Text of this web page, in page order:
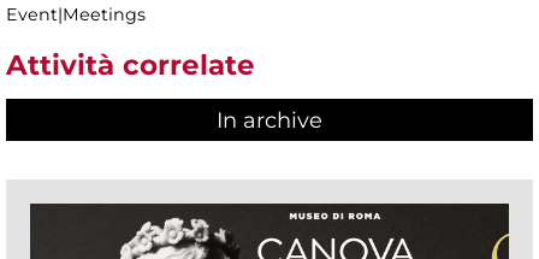
Event|Meetings
Attività correlate
In archive